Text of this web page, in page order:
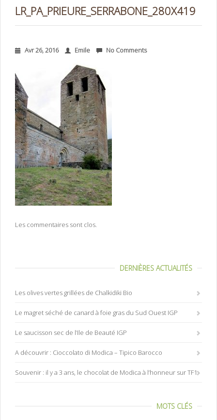
LR_PA_PRIEURE_SERRABONE_280X419
Avr 26, 2016 Emile No Comments
Les commentaires sont clos.
DERNIÈRES ACTUALITÉS
Les olives vertes grillées de Chalkidiki Bio
Le magret séché de canard à foie gras du Sud Ouest IGP
Le saucisson sec de l’Ile de Beauté IGP
A découvrir : Cioccolato di Modica – Tipico Barocco
Souvenir : il y a 3 ans, le chocolat de Modica à l’honneur sur TF1
MOTS CLÉS